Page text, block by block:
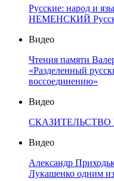
Русские: народ и
НЕМЕНСКИЙ
Видео
Чтения памяти
«Разделенный
воссоединению»
Видео
СКАЗИТЕЛЬСТВО
Видео
Александр
Лукашенко одним